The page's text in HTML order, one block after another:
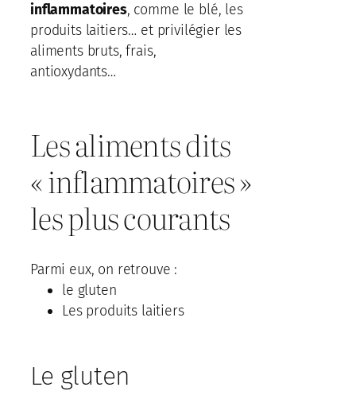
inflammatoires, comme le blé, les
produits laitiers… et privilégier les
aliments bruts, frais,
antioxydants…
Les aliments dits
« inflammatoires »
les plus courants
Parmi eux, on retrouve :
le gluten
Les produits laitiers
Le gluten